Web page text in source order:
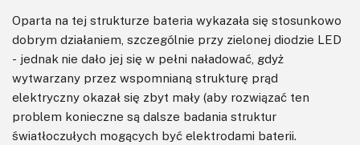
Oparta na tej strukturze bateria wykazała się stosunkowo
dobrym działaniem, szczególnie przy zielonej diodzie LED
- jednak nie dało jej się w pełni naładować, gdyż
wytwarzany przez wspomnianą strukturę prąd
elektryczny okazał się zbyt mały (aby rozwiązać ten
problem konieczne są dalsze badania struktur
światłoczułych mogących być elektrodami baterii.